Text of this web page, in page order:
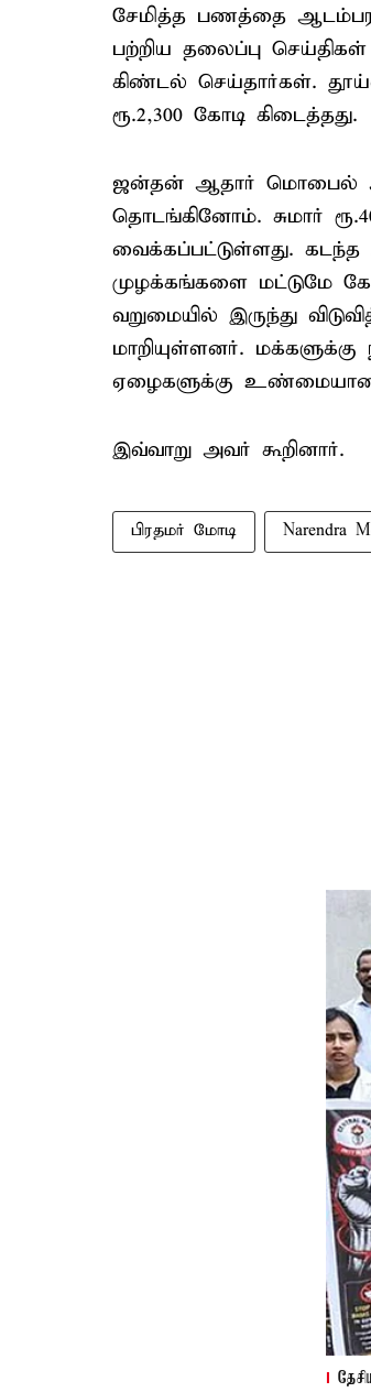
சேமித்த பணத்தை
பற்றிய தலைப்பு
கிண்டல் செய்தார்கள்.
ரூ.2,300 கோடி கிடைத்தது.
ஜன்தன் ஆதார் மொபைல்
தொடங்கினோம். சுமார்
வைக்கப்பட்டுள்ளது.
முழக்கங்களை மட்டுமே
வறுமையில் இருந்து
மாறியுள்ளனர்.
ஏழைகளுக்கு உண்மையான
இவ்வாறு அவர் கூறினார்.
பிரதமர் மோடி Narendra